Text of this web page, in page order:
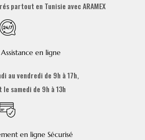
partout en Tunisie avec ARAMEX
Assistance en ligne
au vendredi de 9h à 17h,
le samedi de 9h à 13h
en ligne Sécurisé